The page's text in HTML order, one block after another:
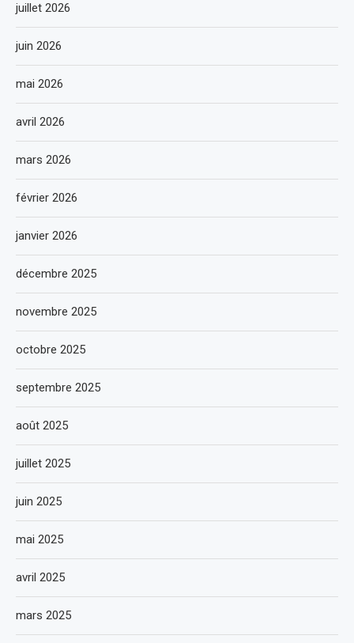
juillet 2026
juin 2026
mai 2026
avril 2026
mars 2026
février 2026
janvier 2026
décembre 2025
novembre 2025
octobre 2025
septembre 2025
août 2025
juillet 2025
juin 2025
mai 2025
avril 2025
mars 2025